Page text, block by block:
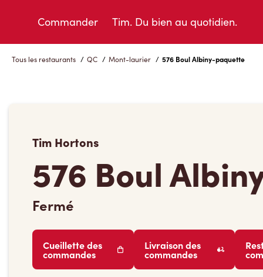
Commander Tim. Du bien au quotidien.
Tous les restaurants / QC / Mont-laurier / 576 Boul Albiny-paquette
Tim Hortons
576 Boul
Fermé
Cueillette des
commandes
Livraison des
commandes